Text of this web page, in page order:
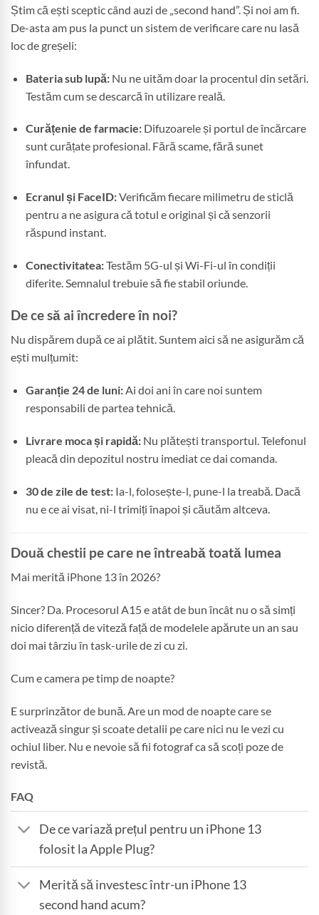
Știm că ești sceptic când auzi de „second hand”. Și noi am fi.
De-asta am pus la punct un sistem de verificare care nu lasă
loc de greșeli:
Bateria sub lupă:Nu ne uităm doar la procentul din setări.
Testăm cum se descarcă în utilizare reală.
Curățenie de farmacie:Difuzoarele și portul de încărcare
sunt curățate profesional. Fără scame, fără sunet
înfundat.
Ecranul și FaceID:Verificăm fiecare milimetru de sticlă
pentru a ne asigura că totul e original și că senzorii
răspund instant.
Conectivitatea:Testăm 5G-ul și Wi-Fi-ul în condiții
diferite. Semnalul trebuie să fie stabil oriunde.
De ce să ai încredere în noi?
Nu dispărem după ce ai plătit. Suntem aici să ne asigurăm că
ești mulțumit:
Garanție 24 de luni:Ai doi ani în care noi suntem
responsabili de partea tehnică.
Livrare moca și rapidă:Nu plătești transportul. Telefonul
pleacă din depozitul nostru imediat ce dai comanda.
30 de zile de test:Ia-l, folosește-l, pune-l la treabă. Dacă
nu e ce ai visat, ni-l trimiți înapoi și căutăm altceva.
Două chestii pe care ne întreabă toată lumea
Mai merită iPhone 13 în 2026?
Sincer? Da. Procesorul A15 e atât de bun încât nu o să simți
nicio diferență de viteză față de modelele apărute un an sau
doi mai târziu în task-urile de zi cu zi.
Cum e camera pe timp de noapte?
E surprinzător de bună. Are un mod de noapte care se
activează singur și scoate detalii pe care nici nu le vezi cu
ochiul liber. Nu e nevoie să fii fotograf ca să scoți poze de
revistă.
FAQ
De ce variază prețul pentru un iPhone 13
folosit la Apple Plug?
Merită să investesc într-un iPhone 13
second hand acum?